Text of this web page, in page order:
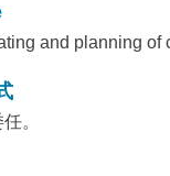
and planning of
。